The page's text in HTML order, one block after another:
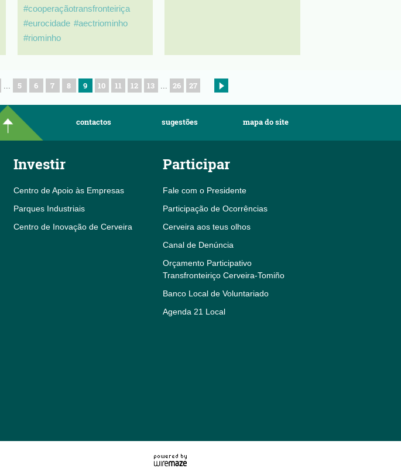
#cooperaçãotransfronteiriça
#eurocidade #aectriominho
#riominho
... 5 6 7 8 9 10 11 12 13 ... 26 27
contactos sugestões mapa do site
Investir
Centro de Apoio às Empresas
Parques Industriais
Centro de Inovação de Cerveira
Participar
Fale com o Presidente
Participação de Ocorrências
Cerveira aos teus olhos
Canal de Denúncia
Orçamento Participativo
Transfronteiriço Cerveira-Tomiño
Banco Local de Voluntariado
Agenda 21 Local